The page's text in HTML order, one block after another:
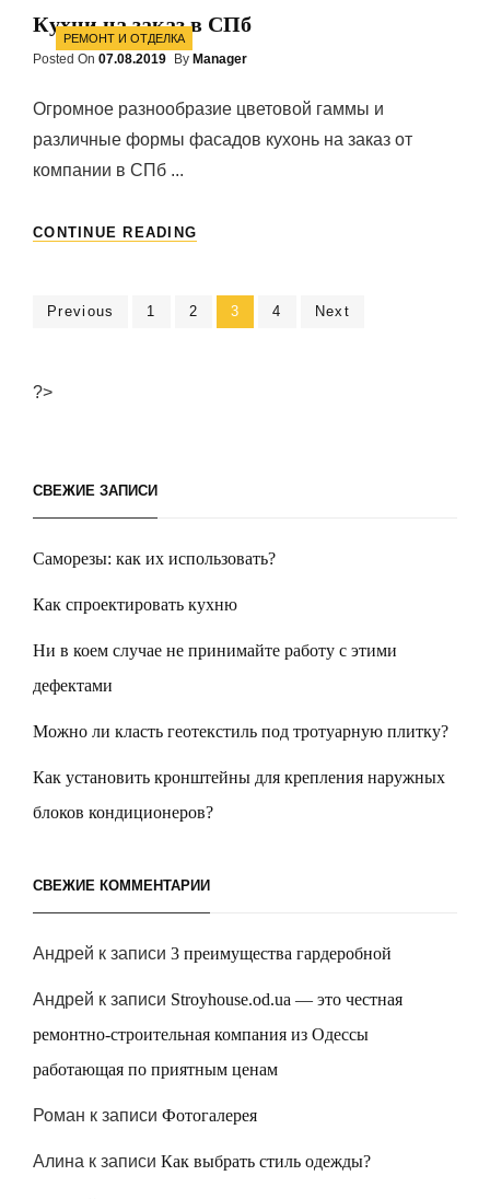
Categories
РЕМОНТ И ОТДЕЛКА
Кухни на заказ в СПб
Posted On Posted
07.08.2019 By Manager
Огромное разнообразие цветовой гаммы и
различные формы фасадов кухонь на заказ от
компании в СПб ...
CONTINUE READING
Навигация
записям
Previous Page
1 Page
2 Page
3 Page
4 Next
?>
СВЕЖИЕ ЗАПИСИ
Саморезы: как их использовать?
Как спроектировать кухню
Ни в коем случае не принимайте работу с этими
дефектами
Можно ли класть геотекстиль под тротуарную плитку?
Как установить кронштейны для крепления наружных
блоков кондиционеров?
СВЕЖИЕ КОММЕНТАРИИ
Андрей к записи 3 преимущества гардеробной
Андрей к записи Stroyhouse.od.ua — это честная
ремонтно-строительная компания из Одессы
работающая по приятным ценам
Роман к записи Фотогалерея
Алина к записи Как выбрать стиль одежды?